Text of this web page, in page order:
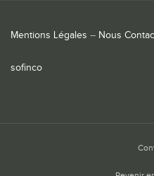
Mentions Légales – Nous
sofinco